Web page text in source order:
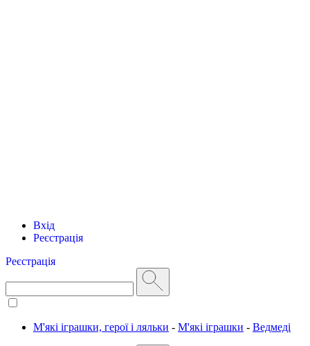
Вхід
Реєстрація
Реєстрація
М'які іграшки, герої і ляльки - М'які іграшки - Ведмеді